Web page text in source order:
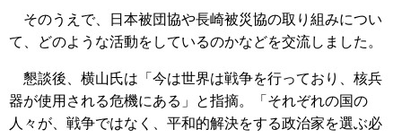
そのうえで、日本被団協や長崎被災協の取り組みについ
て、どのような活動をしているのかなどを交流しました。
懇談後、横山氏は「今は世界は戦争を行っており、核兵
器が使用される危機にある」と指摘。「それぞれの国の
人々が、戦争ではなく、平和的解決をする政治家を選ぶ必